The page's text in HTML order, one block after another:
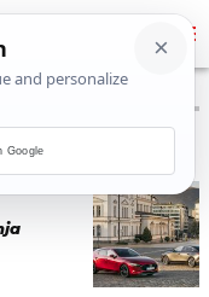
TAG “
Google